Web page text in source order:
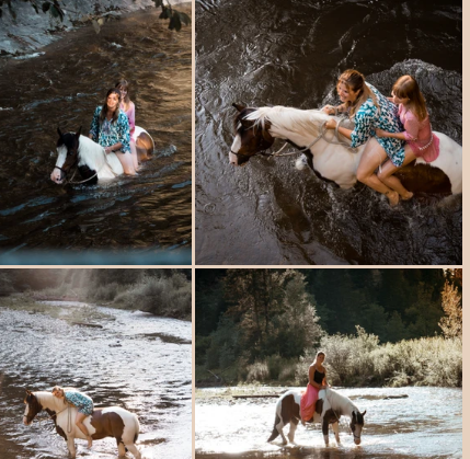
Bern Couple-Shoot Fotografieliebe